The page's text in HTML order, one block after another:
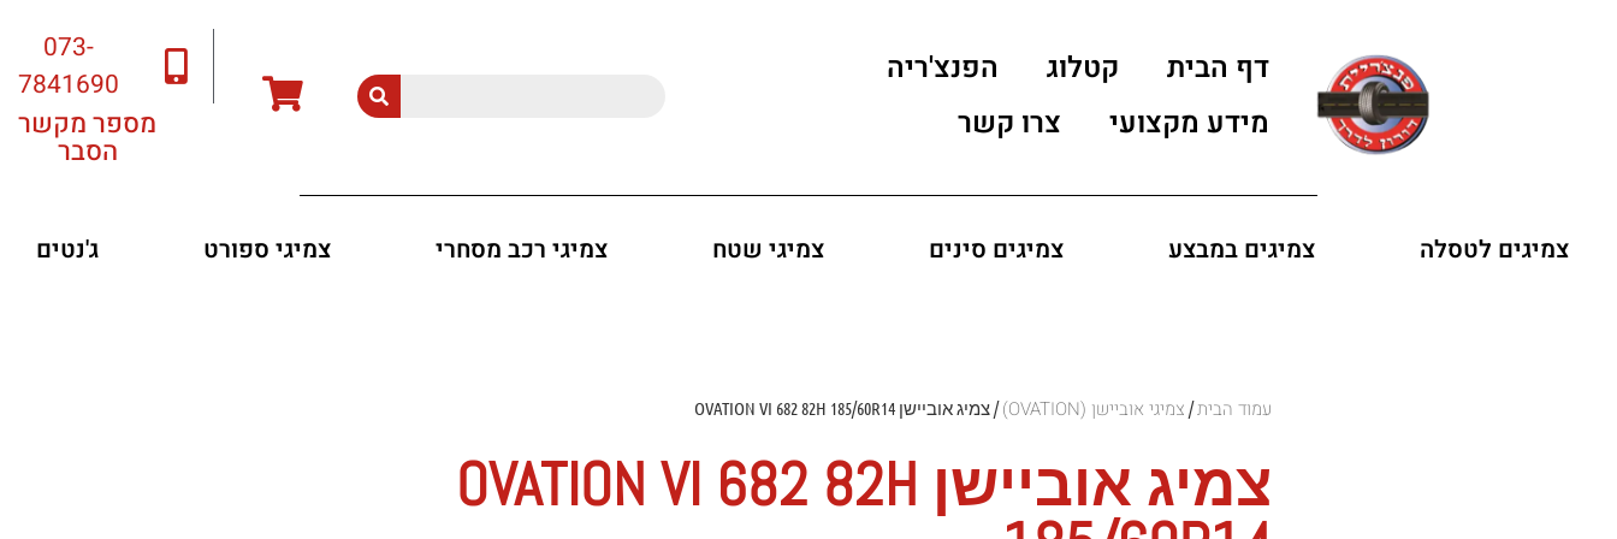
דף הבית קטלוג
הפנצ'ריה
מידע מקצועי
צרו קשר
073-
7841690
מספר מקשר
הסבר
צמיגים לטסלה צמיגים במבצע צמיגים סינים צמיגי שטח צמיגי רכב מסחרי צמיגי ספורט ג'נטים
עמוד הבית/ צמיגי אוביישן (OVATION) / צמיג אוביישן OVATION VI 682 82H 185/60R14
צמיג אוביישן OVATION VI 682 82H